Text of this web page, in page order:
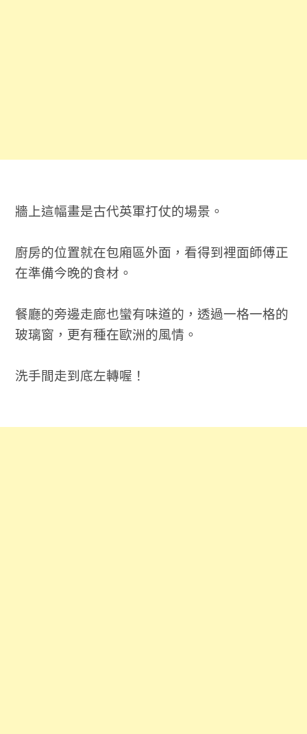
牆上這幅畫是古代英軍打仗的場景。
廚房的位置就在包廂區外面，看得到裡面師傅正
在準備今晚的食材。
餐廳的旁邊走廊也蠻有味道的，透過一格一格的
玻璃窗，更有種在歐洲的風情。
洗手間走到底左轉喔！